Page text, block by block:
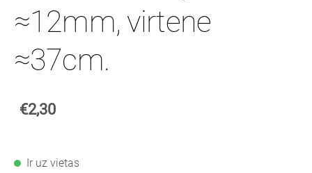
≈12mm, virtene
≈37cm.
€2,30
Ir uz vietas